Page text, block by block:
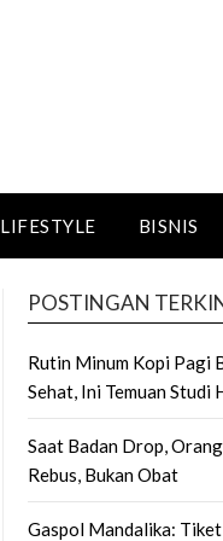
LIFESTYLE BISNIS
POSTINGAN
Rutin Minum Kopi Pagi
Sehat, Ini Temuan Studi
Saat Badan Drop,
Rebus, Bukan Obat
Gaspol Mandalika: